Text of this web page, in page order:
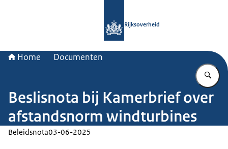
Rijksoverheid
Home Documenten
Beslisnota bij Kamerbrief over
afstandsnorm windturbines
Beleidsnota03-06-2025